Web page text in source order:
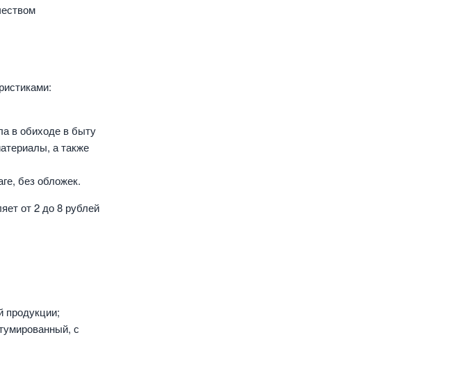
в обиходе в быту
а также
без обложек.
от 2 до 8 рублей
продукции;
с